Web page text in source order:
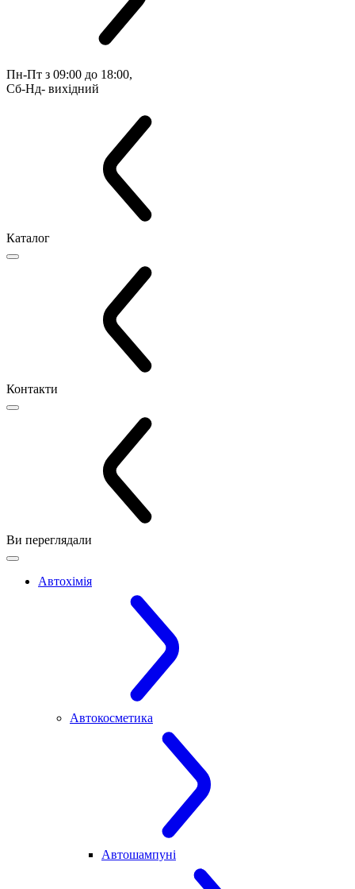
Пн-Пт з 09:00 до 18:00,
Сб-Нд- вихідний
Каталог
Контакти
Ви переглядали
Автохімія
Автокосметика
Автошампуні